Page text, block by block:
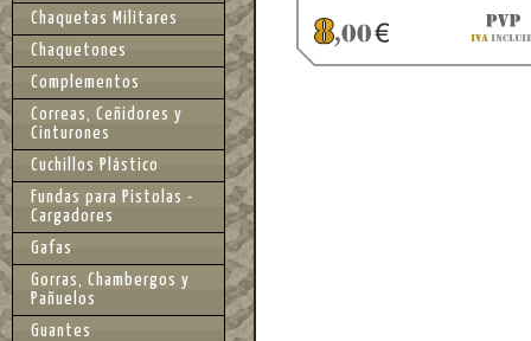
Chaquetas Militares
Chaquetones
Complementos
Correas, Ceñidores y
Cinturones
Cuchillos Plástico
Fundas para Pistolas -
Cargadores
Gafas
Gorras, Chambergos y
Pañuelos
Guantes